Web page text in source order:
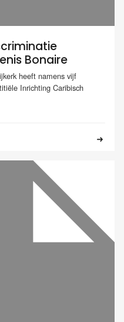
Bonaire
heeft namens vijf
Inrichting Caribisch